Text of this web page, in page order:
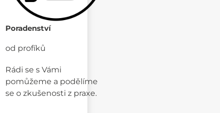
Poradenství
od profíků
Rádi se s Vámi
pomůžeme a podělíme
se o zkušenosti z praxe.